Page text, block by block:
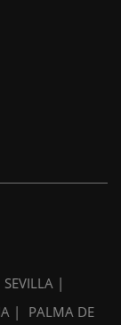
SEVILLA |
| PALMA DE